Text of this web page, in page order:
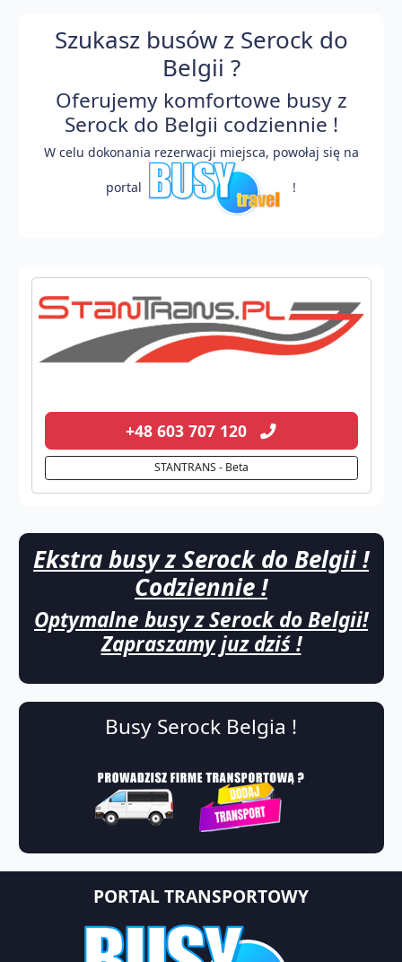
Szukasz busów z Serock do
Belgii ?
Oferujemy komfortowe busy z
Serock do Belgii codziennie !
W celu dokonania rezerwacji miejsca, powołaj się na
portal !
+48 603 707 120
STANTRANS - Beta
Ekstra busy z Serock do Belgii !
Codziennie !
Optymalne busy z Serock do Belgii!
Zapraszamy juz dziś !
Busy Serock Belgia !
PORTAL TRANSPORTOWY